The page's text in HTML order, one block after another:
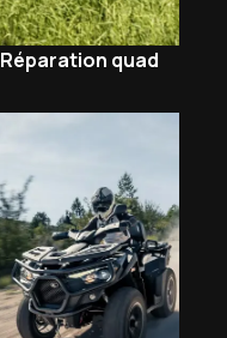
Réparation quad